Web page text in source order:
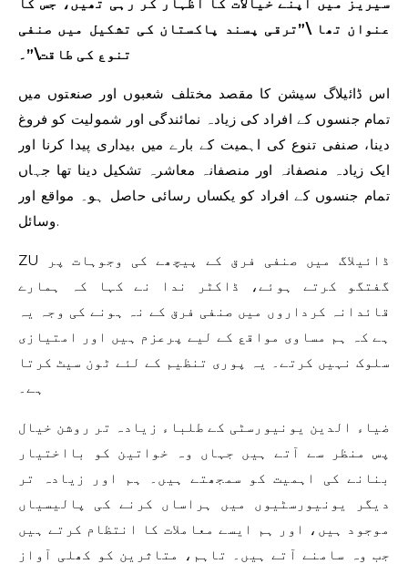
عنوان تھا \”ترقی پسند پاکستان کی تشکیل میں صنفی
تنوع کی طاقت\”۔
اس ڈائیلاگ سیشن کا مقصد مختلف شعبوں اور صنعتوں میں
تمام جنسوں کے افراد کی زیادہ نمائندگی اور شمولیت کو فروغ
دینا، صنفی تنوع کی اہمیت کے بارے میں بیداری پیدا کرنا اور
ایک زیادہ منصفانہ اور منصفانہ معاشرہ تشکیل دینا تھا جہاں
تمام جنسوں کے افراد کو یکساں رسائی حاصل ہو۔ مواقع اور
وسائل.
ZU ڈائیلاگ میں صنفی فرق کے پیچھے کی وجوہات پر
گفتگو کرتے ہوئے، ڈاکٹر ندا نے کہا کہ ہمارے
قائدانہ کرداروں میں صنفی فرق کے نہ ہونے کی وجہ یہ
ہے کہ ہم مساوی مواقع کے لیے پرعزم ہیں اور امتیازی
سلوک نہیں کرتے۔ یہ پوری تنظیم کے لئے ٹون سیٹ کرتا
ہے۔
ضیاء الدین یونیورسٹی کے طلباء زیادہ تر روشن خیال
پس منظر سے آتے ہیں جہاں وہ خواتین کو بااختیار
بنانے کی اہمیت کو سمجھتے ہیں۔ ہم اور زیادہ تر
دیگر یونیورسٹیوں میں ہراساں کرنے کی پالیسیاں
موجود ہیں، اور ہم ایسے معاملات کا انتظام کرتے ہیں
جب وہ سامنے آتے ہیں۔ تاہم، متاثرین کو کھلی آواز